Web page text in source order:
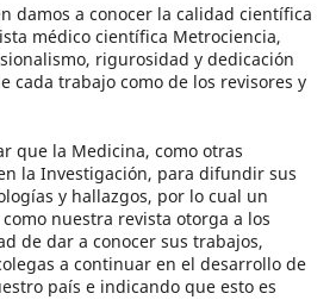
damos a conocer la calidad científica
médico científica Metrociencia,
rigurosidad y dedicación
cada trabajo como de los revisores y
que la Medicina, como otras
la Investigación, para difundir sus
y hallazgos, por lo cual un
nuestra revista otorga a los
de dar a conocer sus trabajos,
a continuar en el desarrollo de
país e indicando que esto es